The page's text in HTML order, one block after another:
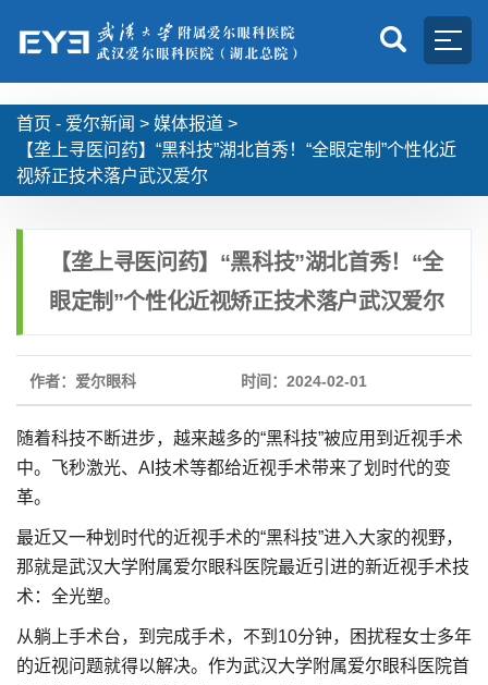
首页 - 爱尔新闻 > 媒体报道 >
【垄上寻医问药】“黑科技”湖北首秀！“全眼定制”个性化近
视矫正技术落户武汉爱尔
【垄上寻医问药】“黑科技”湖北首秀！“全
眼定制”个性化近视矫正技术落户武汉爱尔
作者：爱尔眼科 时间：2024-02-01
随着科技不断进步，越来越多的“黑科技”被应用到近视手术
中。飞秒激光、AI技术等都给近视手术带来了划时代的变
革。
最近又一种划时代的近视手术的“黑科技”进入大家的视野，
那就是武汉大学附属爱尔眼科医院最近引进的新近视手术技
术：全光塑。
从躺上手术台，到完成手术，不到10分钟，困扰程女士多年
的近视问题就得以解决。作为武汉大学附属爱尔眼科医院首